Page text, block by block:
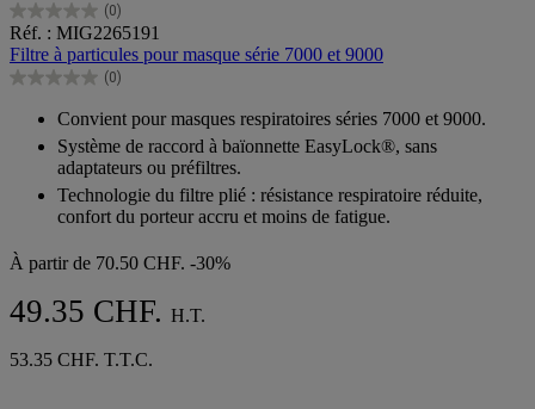
(0)
0.0
sur
5
étoiles.
Réf. : MIG2265191
Filtre à particules pour masque série 7000 et 9000
(0)
0.0
étoiles.
Convient pour masques respiratoires séries 7000 et 9000.
Système de raccord à baïonnette EasyLock®, sans
adaptateurs ou préfiltres.
Technologie du filtre plié : résistance respiratoire réduite,
confort du porteur accru et moins de fatigue.
À partir de 70.50 CHF. -30%
49.35 CHF. H.T.
53.35 CHF. T.T.C.